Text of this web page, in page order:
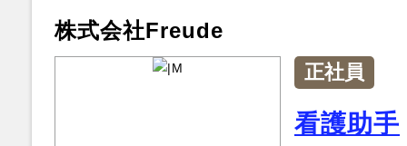
株式会社Freude
正社員
看護助手